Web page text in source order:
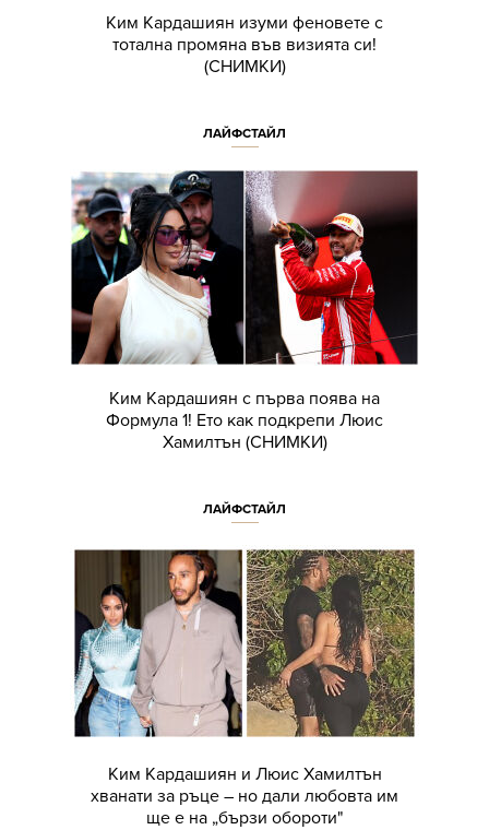
Ким Кардашиян изуми феновете с
тотална промяна във визията си!
(СНИМКИ)
ЛАЙФСТАЙЛ
Ким Кардашиян с първа поява на
Формула 1! Ето как подкрепи Люис
Хамилтън (СНИМКИ)
ЛАЙФСТАЙЛ
Ким Кардашиян и Люис Хамилтън
хванати за ръце – но дали любовта им
ще е на „бързи обороти"